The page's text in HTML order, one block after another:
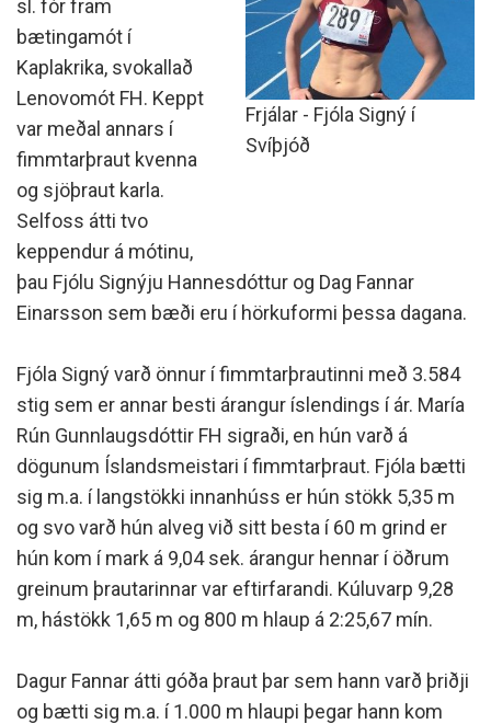
Frjálar - Fjóla Signý í
Svíþjóð
sl. fór fram
bætingamót í
Kaplakrika, svokallað
Lenovomót FH. Keppt
var meðal annars í
fimmtarþraut kvenna
og sjöþraut karla.
Selfoss átti tvo
keppendur á mótinu,
þau Fjólu Signýju Hannesdóttur og Dag Fannar
Einarsson sem bæði eru í hörkuformi þessa dagana.
Fjóla Signý varð önnur í fimmtarþrautinni með 3.584
stig sem er annar besti árangur íslendings í ár. María
Rún Gunnlaugsdóttir FH sigraði, en hún varð á
dögunum Íslandsmeistari í fimmtarþraut. Fjóla bætti
sig m.a. í langstökki innanhúss er hún stökk 5,35 m
og svo varð hún alveg við sitt besta í 60 m grind er
hún kom í mark á 9,04 sek. árangur hennar í öðrum
greinum þrautarinnar var eftirfarandi. Kúluvarp 9,28
m, hástökk 1,65 m og 800 m hlaup á 2:25,67 mín.
Dagur Fannar átti góða þraut þar sem hann varð þriðji
og bætti sig m.a. í 1.000 m hlaupi þegar hann kom